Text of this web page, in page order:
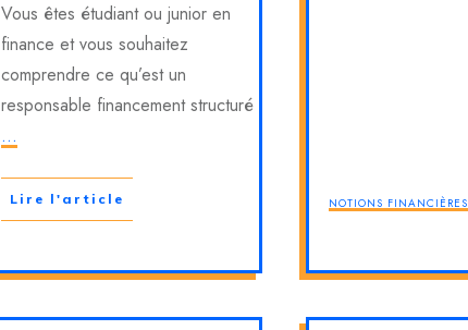
Vous êtes étudiant ou junior en
finance et vous souhaitez
comprendre ce qu’est un
responsable financement structuré
...
Lire l'article NOTIONS FINANCIÈRES